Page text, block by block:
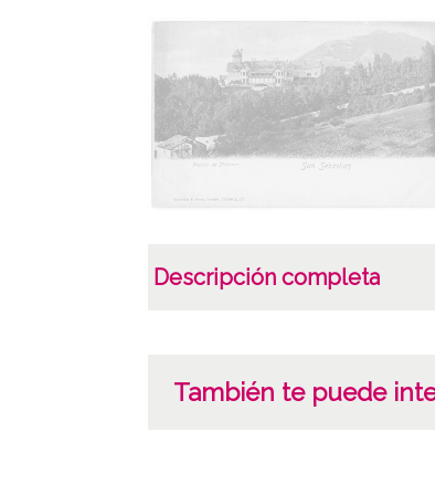
Descripción completa
También te puede